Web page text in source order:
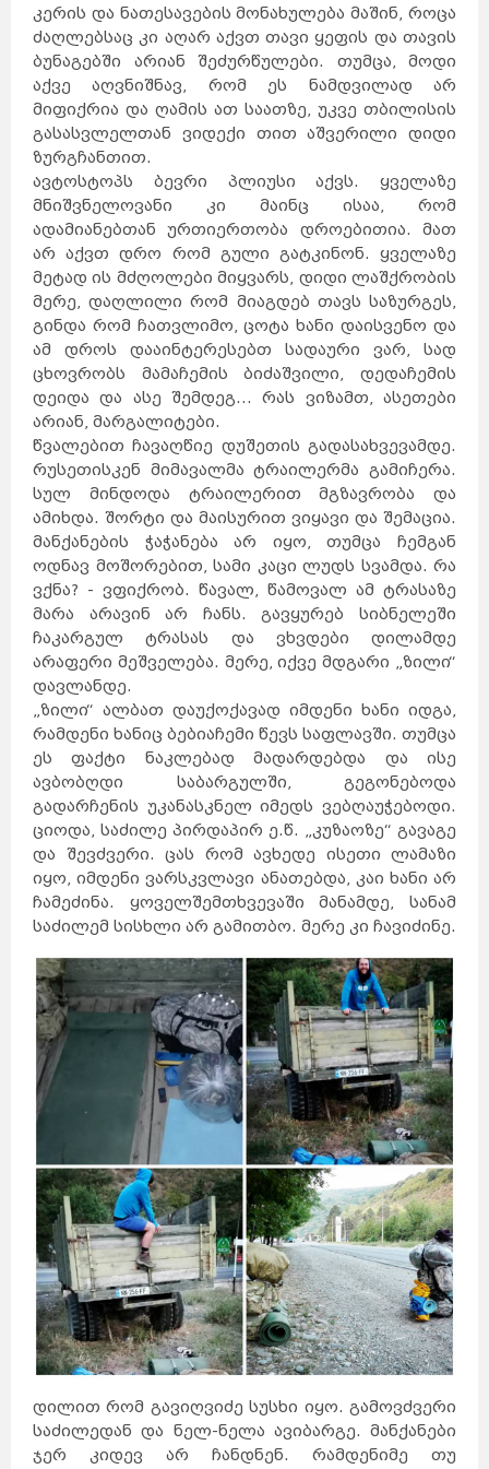
კერის და ნათესავების მონახულება მაშინ, როცა
ძაღლებსაც კი აღარ აქვთ თავი ყეფის და თავის
ბუნაგებში არიან შეძურწულები. თუმცა, მოდი
აქვე აღვნიშნავ, რომ ეს ნამდვილად არ
მიფიქრია და ღამის ათ საათზე, უკვე თბილისის
გასასვლელთან ვიდექი თით აშვერილი დიდი
ზურგჩანთით.
ავტოსტოპს ბევრი პლიუსი აქვს. ყველაზე
მნიშვნელოვანი კი მაინც ისაა, რომ
ადამიანებთან ურთიერთობა დროებითია. მათ
არ აქვთ დრო რომ გული გატკინონ. ყველაზე
მეტად ის მძღოლები მიყვარს, დიდი ლაშქრობის
მერე, დაღლილი რომ მიაგდებ თავს საზურგეს,
გინდა რომ ჩათვლიმო, ცოტა ხანი დაისვენო და
ამ დროს დააინტერესებთ სადაური ვარ, სად
ცხოვრობს მამაჩემის ბიძაშვილი, დედაჩემის
დეიდა და ასე შემდეგ... რას ვიზამთ, ასეთები
არიან, მარგალიტები.
წვალებით ჩავაღწიე დუშეთის გადასახვევამდე.
რუსეთისკენ მიმავალმა ტრაილერმა გამიჩერა.
სულ მინდოდა ტრაილერით მგზავრობა და
ამიხდა. შორტი და მაისურით ვიყავი და შემაცია.
მანქანების ჭაჭანება არ იყო, თუმცა ჩემგან
ოდნავ მოშორებით, სამი კაცი ლუდს სვამდა. რა
ვქნა? - ვფიქრობ. წავალ, წამოვალ ამ ტრასაზე
მარა არავინ არ ჩანს. გავყურებ სიბნელეში
ჩაკარგულ ტრასას და ვხვდები დილამდე
არაფერი მეშველება. მერე, იქვე მდგარი „ზილი“
დავლანდე.
„ზილი“ ალბათ დაუქოქავად იმდენი ხანი იდგა,
რამდენი ხანიც ბებიაჩემი წევს საფლავში. თუმცა
ეს ფაქტი ნაკლებად მადარდებდა და ისე
ავბობღდი საბარგულში, გეგონებოდა
გადარჩენის უკანასკნელ იმედს ვებღაუჭებოდი.
ციოდა, საძილე პირდაპირ ე.წ. „კუზაოზე“ გავაგე
და შევძვერი. ცას რომ ავხედე ისეთი ლამაზი
იყო, იმდენი ვარსკვლავი ანათებდა, კაი ხანი არ
ჩამეძინა. ყოველშემთხვევაში მანამდე, სანამ
საძილემ სისხლი არ გამითბო. მერე კი ჩავიძინე.
დილით რომ გავიღვიძე სუსხი იყო. გამოვძვერი
საძილედან და ნელ-ნელა ავიბარგე. მანქანები
ჯერ კიდევ არ ჩანდნენ. რამდენიმე თუ